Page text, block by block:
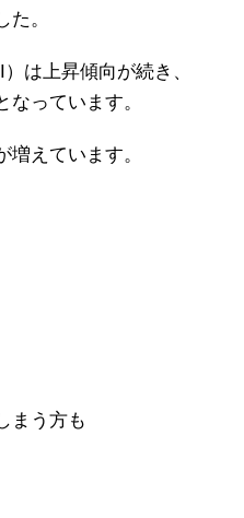
。
は上昇傾向が続き、
っています。
えています。
まう方も